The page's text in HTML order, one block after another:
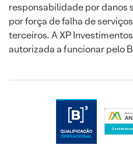
responsabilidade por danos
por força de falha de
terceiros. A XP
autorizada a funcionar pelo